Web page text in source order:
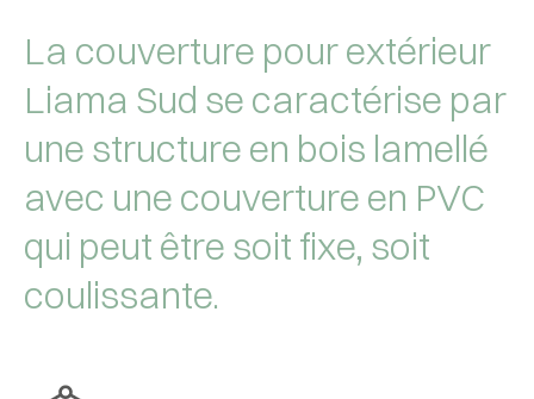
La couverture pour extérieur
Liama Sud se caractérise par
une structure en bois lamellé
avec une couverture en PVC
qui peut être soit fixe, soit
coulissante.